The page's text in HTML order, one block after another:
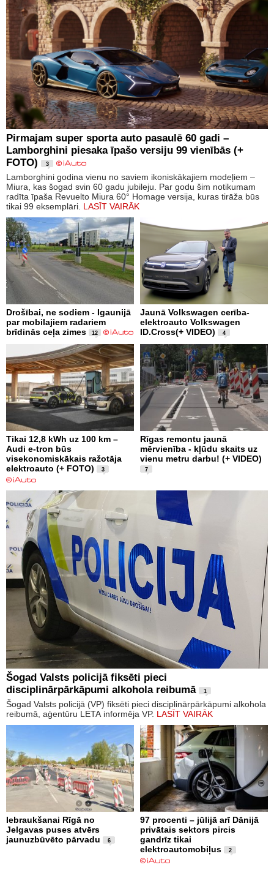
Pirmajam super sporta auto pasaulē 60 gadi –
Lamborghini piesaka īpašo versiju 99 vienībās (+
FOTO)
3
Lamborghini godina vienu no saviem ikoniskākajiem modeļiem –
Miura, kas šogad svin 60 gadu jubileju. Par godu šim notikumam
radīta īpaša Revuelto Miura 60° Homage versija, kuras tirāža būs
tikai 99 eksemplāri. LASĪT VAIRĀK
Drošībai, ne sodiem - Igaunijā
par mobilajiem radariem
brīdinās ceļa zimes
12
Jaunā Volkswagen cerība-
elektroauto Volkswagen
ID.Cross(+ VIDEO)
4
Tikai 12,8 kWh uz 100 km –
Audi e-tron būs
visekonomiskākais ražotāja
elektroauto (+ FOTO)
3
Rīgas remontu jaunā
mērvienība - kļūdu skaits uz
vienu metru darbu! (+ VIDEO)
7
Šogad Valsts policijā fiksēti pieci
disciplinārpārkāpumi alkohola reibumā
1
Šogad Valsts policijā (VP) fiksēti pieci disciplinārpārkāpumi alkohola
reibumā, aģentūru LETA informēja VP. LASĪT VAIRĀK
Iebraukšanai Rīgā no
Jelgavas puses atvērs
jaunuzbūvēto pārvadu
6
97 procenti – jūlijā arī Dānijā
privātais sektors pircis
gandrīz tikai
elektroautomobiļus
2